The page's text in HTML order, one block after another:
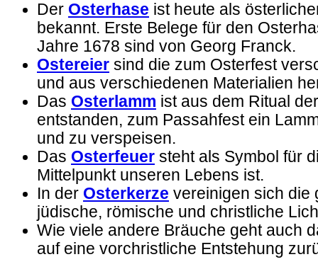
Der Osterhase ist heute als
bekannt. Erste Belege für den
Jahre 1678 sind von Georg Franck.
Ostereier sind die zum Osterfest
und aus verschiedenen Materialien
Das Osterlamm ist aus dem Ritual
entstanden, zum Passahfest ein
und zu verspeisen.
Das Osterfeuer steht als Symbol für
Mittelpunkt unseren Lebens ist.
In der Osterkerze vereinigen sich die
jüdische, römische und christliche
Wie viele andere Bräuche geht auch
auf eine vorchristliche Entstehung